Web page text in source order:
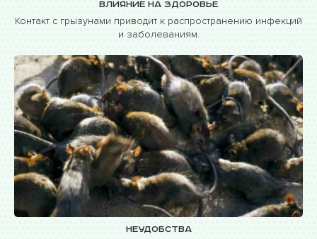
Влияние на здоровье
Контакт с грызунами приводит к распространению инфекций
и заболеваниям.
Неудобства